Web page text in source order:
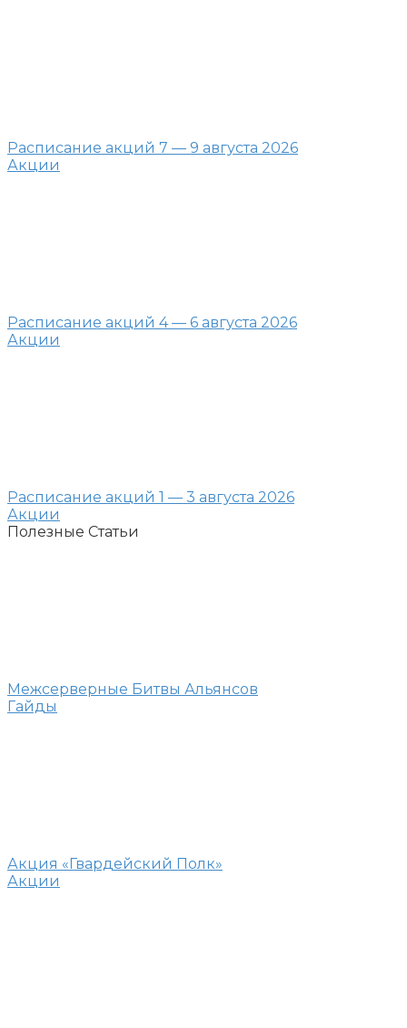
Расписание акций 7 — 9 августа 2026
Акции
Расписание акций 4 — 6 августа 2026
Акции
Расписание акций 1 — 3 августа 2026
Акции
Полезные Статьи
Межсерверные Битвы Альянсов
Гайды
Акция «Гвардейский Полк»
Акции